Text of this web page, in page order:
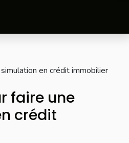
en crédit immobilier
faire une
crédit